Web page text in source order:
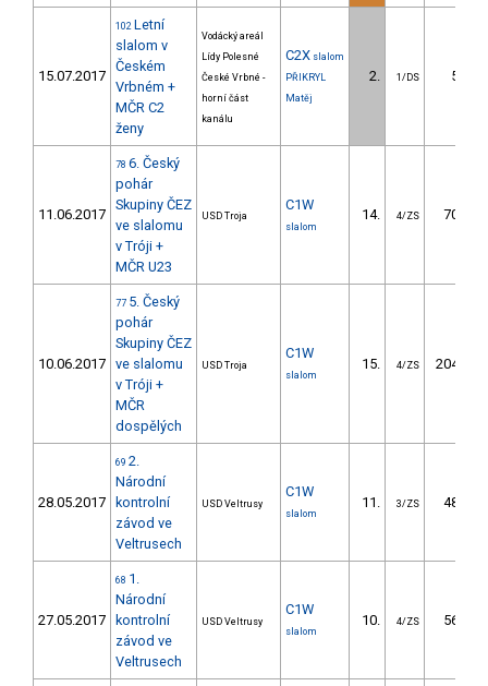
15.07.2017
102 Letní
slalom v
Českém
Vrbném +
MČR C2
ženy
Vodácký areál
Lídy Polesné
České Vrbné -
horní část
kanálu
C2X slalom
PŘIKRYL
Matěj
2. 1/DS 5.39
11.06.2017
78 6. Český
pohár
Skupiny ČEZ
ve slalomu
v Tróji +
MČR U23
USD Troja
C1W
slalom
14. 4/ZS 70.31
10.06.2017
77 5. Český
pohár
Skupiny ČEZ
ve slalomu
v Tróji +
MČR
dospělých
USD Troja
C1W
slalom
15. 4/ZS 204.08
28.05.2017
69 2.
Národní
kontrolní
závod ve
Veltrusech
USD Veltrusy
C1W
slalom
11. 3/ZS 48.71
27.05.2017
68 1.
Národní
kontrolní
závod ve
Veltrusech
USD Veltrusy
C1W
slalom
10. 4/ZS 56.91